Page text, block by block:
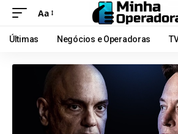
Aa
Últimas Negócios e Operadoras